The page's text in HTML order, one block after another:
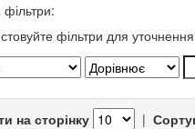
фільтри для
на сторінку |